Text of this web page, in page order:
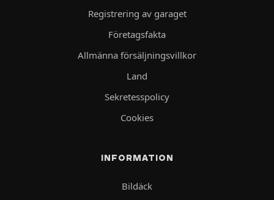
Registrering av garaget
Företagsfakta
Allmänna försäljningsvillkor
Land
Sekretesspolicy
Cookies
INFORMATION
Bildäck